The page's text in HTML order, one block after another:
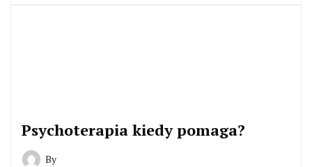
Psychoterapia kiedy pomaga?
By